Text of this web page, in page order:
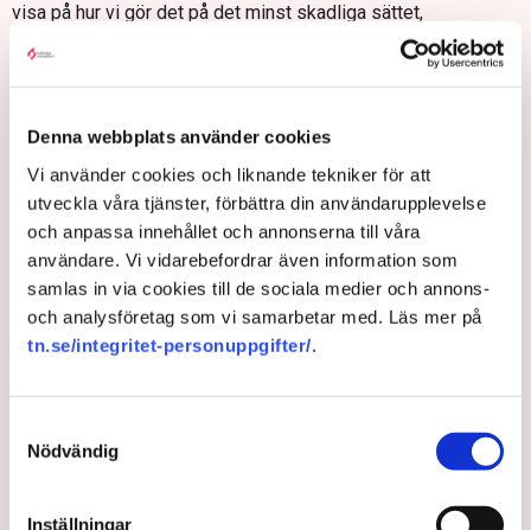
Denna webbplats använder cookies
Vi använder cookies och liknande tekniker för att
utveckla våra tjänster, förbättra din användarupplevelse
och anpassa innehållet och annonserna till våra
användare. Vi vidarebefordrar även information som
samlas in via cookies till de sociala medier och annons-
och analysföretag som vi samarbetar med. Läs mer på
tn.se/integritet-personuppgifter/.
Nödvändig
Inställningar
visa på hur vi gör det på det minst skadliga sättet,
konstaterar Stefan Sagebro, expert industripolitik, konkurrens
products” – det minimum som krävs för att hantera ett
skadligt beroende – och att kratta manegen för ”European
champions”, vilket endast bör ske där EU har förutsättningar
att nå global konkurrenskraft.